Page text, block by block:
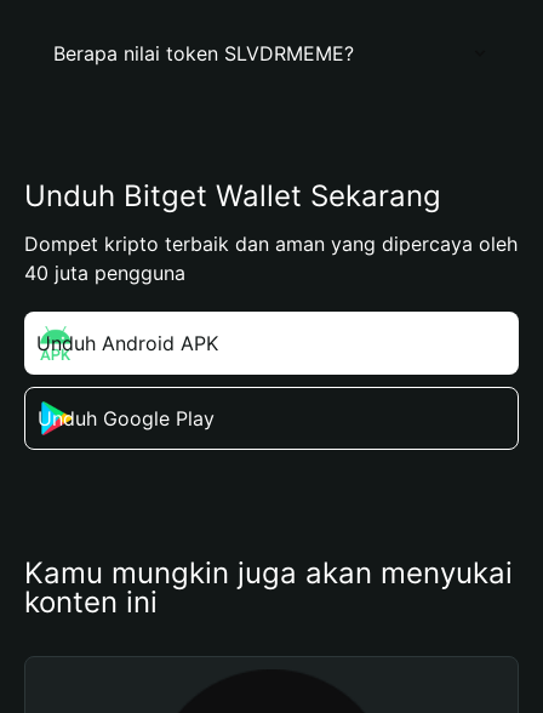
Berapa nilai token SLVDRMEME?
Unduh Bitget Wallet Sekarang
Dompet kripto terbaik dan aman yang dipercaya oleh
40 juta pengguna
Unduh Android APK
Unduh Google Play
Kamu mungkin juga akan menyukai
konten ini